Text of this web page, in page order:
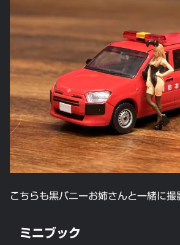
こちらも黒バニーお姉さんと一緒に撮
ミニブック